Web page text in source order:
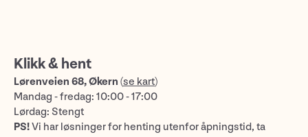
Klikk & hent
Lørenveien 68, Økern (se kart)
Mandag - fredag: 10:00 - 17:00
Lørdag: Stengt
PS!Vi har løsninger for henting utenfor åpningstid, ta